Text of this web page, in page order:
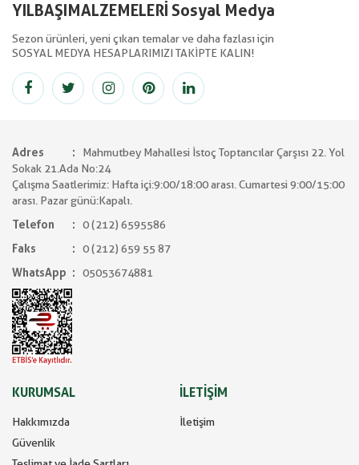
YILBAŞIMALZEMELERİ Sosyal Medya
Sezon ürünleri, yeni çıkan temalar ve daha fazlası için
SOSYAL MEDYA HESAPLARIMIZI TAKİPTE KALIN!
Adres
Mahmutbey Mahallesi İstoç Toptancılar Çarşısı 22. Yol
Sokak 21.Ada No:24
Çalışma Saatlerimiz: Hafta içi:9:00/18:00 arası. Cumartesi 9:00/15:00
arası. Pazar günü:Kapalı.
Telefon
0 (212) 6595586
Faks
0 (212) 659 55 87
WhatsApp
05053674881
KURUMSAL
Hakkımızda
Güvenlik
İLETİŞİM
İletişim